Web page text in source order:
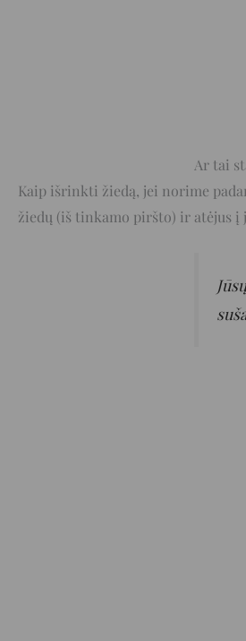
Ar tai
Kaip išrinkti žiedą, jei norime
žiedų (iš tinkamo piršto) ir atėjus